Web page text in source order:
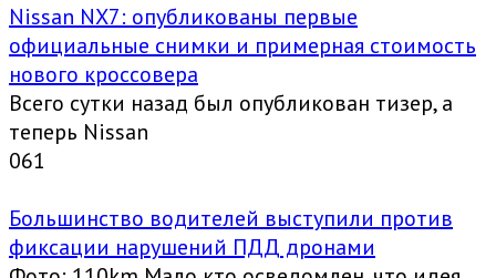
Nissan NX7: опубликованы первые
официальные снимки и примерная стоимость
нового кроссовера
Всего сутки назад был опубликован тизер, а
теперь Nissan
061
Большинство водителей выступили против
фиксации нарушений ПДД дронами